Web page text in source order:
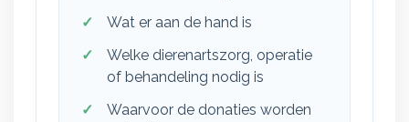
Wat er aan de hand is
Welke dierenartszorg, operatie
of behandeling nodig is
Waarvoor de donaties worden